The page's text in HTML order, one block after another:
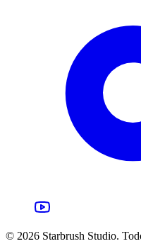
© 2026 Starbrush Studio.